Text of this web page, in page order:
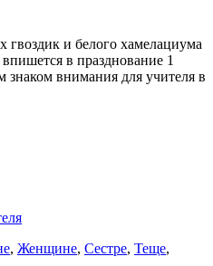
гвоздик и белого хамелациума
в празднование 1
знаком внимания для учителя в
, Женщине, Сестре, Теще,